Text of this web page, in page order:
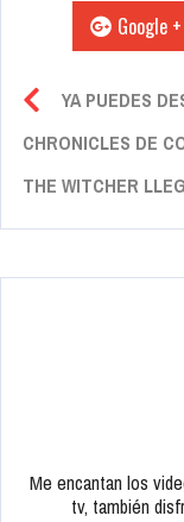
Google +
YA PUEDES
CHRONICLES DE
THE WITCHER
Me encantan los
tv, también